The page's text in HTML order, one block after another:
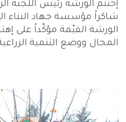
إختتم الورشة رئيس اللجنة
شاكراً مؤسسة جهاد البناء
الورشة القيّمة مؤكّداً على
المجال ووضع التنمية